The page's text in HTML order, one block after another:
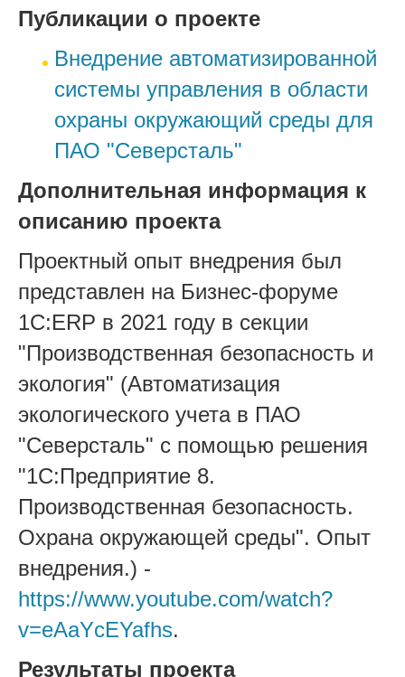
Публикации о проекте
Внедрение автоматизированной
системы управления в области
охраны окружающий среды для
ПАО "Северсталь"
Дополнительная информация к
описанию проекта
Проектный опыт внедрения был
представлен на Бизнес-форуме
1С:ERP в 2021 году в секции
"Производственная безопасность и
экология" (Автоматизация
экологического учета в ПАО
"Северсталь" с помощью решения
"1С:Предприятие 8.
Производственная безопасность.
Охрана окружающей среды". Опыт
внедрения.) -
https://www.youtube.com/watch?
v=eAaYcEYafhs.
Результаты проекта